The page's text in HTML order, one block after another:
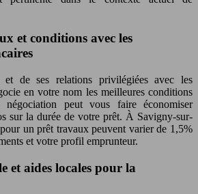
et conditions avec les
de ses relations privilégiées avec les
en votre nom les meilleures conditions
négociation peut vous faire économiser
sur la durée de votre prêt. À Savigny-sur-
un prêt travaux peuvent varier de 1,5%
et votre profil emprunteur.
et aides locales pour la